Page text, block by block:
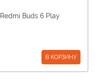
Buds 6 Play
В КОРЗИНУ